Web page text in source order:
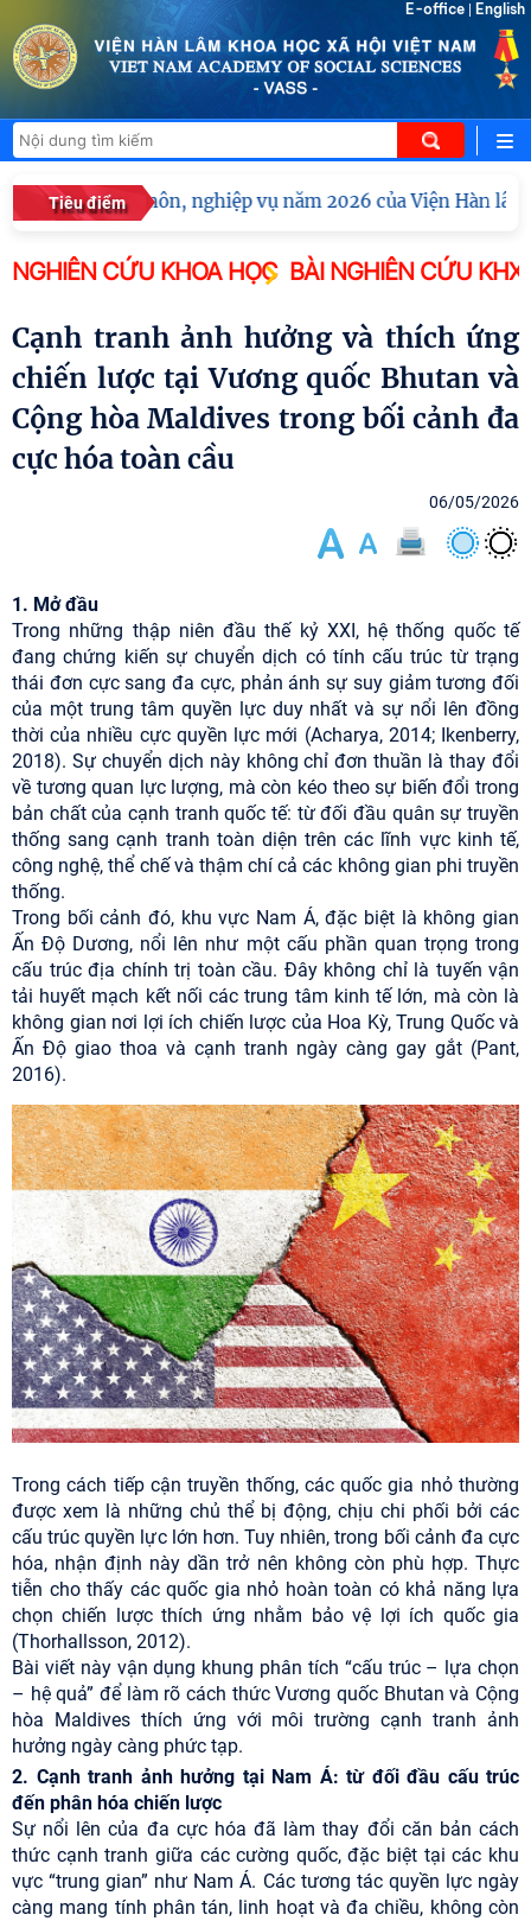
E-office English
Tiêu điểm
chuyên môn, nghiệp vụ năm 2026 của Viện Hàn lâm
NGHIÊN CỨU KHOA HỌC BÀI NGHIÊN CỨU
Cạnh tranh ảnh hưởng và thích ứng
chiến lược tại Vương quốc Bhutan và
Cộng hòa Maldives trong bối cảnh đa
cực hóa toàn cầu
06/05/2026
1. Mở đầu
Trong những thập niên đầu thế kỷ XXI, hệ thống quốc tế
đang chứng kiến sự chuyển dịch có tính cấu trúc từ trạng
thái đơn cực sang đa cực, phản ánh sự suy giảm tương đối
của một trung tâm quyền lực duy nhất và sự nổi lên đồng
thời của nhiều cực quyền lực mới (Acharya, 2014; Ikenberry,
2018). Sự chuyển dịch này không chỉ đơn thuần là thay đổi
về tương quan lực lượng, mà còn kéo theo sự biến đổi trong
bản chất của cạnh tranh quốc tế: từ đối đầu quân sự truyền
thống sang cạnh tranh toàn diện trên các lĩnh vực kinh tế,
công nghệ, thể chế và thậm chí cả các không gian phi truyền
thống.
Trong bối cảnh đó, khu vực Nam Á, đặc biệt là không gian
Ấn Độ Dương, nổi lên như một cấu phần quan trọng trong
cấu trúc địa chính trị toàn cầu. Đây không chỉ là tuyến vận
tải huyết mạch kết nối các trung tâm kinh tế lớn, mà còn là
không gian nơi lợi ích chiến lược của Hoa Kỳ, Trung Quốc và
Ấn Độ giao thoa và cạnh tranh ngày càng gay gắt (Pant,
2016).
Trong cách tiếp cận truyền thống, các quốc gia nhỏ thường
được xem là những chủ thể bị động, chịu chi phối bởi các
cấu trúc quyền lực lớn hơn. Tuy nhiên, trong bối cảnh đa cực
hóa, nhận định này dần trở nên không còn phù hợp. Thực
tiễn cho thấy các quốc gia nhỏ hoàn toàn có khả năng lựa
chọn chiến lược thích ứng nhằm bảo vệ lợi ích quốc gia
(Thorhallsson, 2012).
Bài viết này vận dụng khung phân tích “cấu trúc – lựa chọn
– hệ quả” để làm rõ cách thức Vương quốc Bhutan và Cộng
hòa Maldives thích ứng với môi trường cạnh tranh ảnh
hưởng ngày càng phức tạp.
2. Cạnh tranh ảnh hưởng tại Nam Á: từ đối đầu cấu trúc
đến phân hóa chiến lược
Sự nổi lên của đa cực hóa đã làm thay đổi căn bản cách
thức cạnh tranh giữa các cường quốc, đặc biệt tại các khu
vực “trung gian” như Nam Á. Các tương tác quyền lực ngày
càng mang tính phân tán, linh hoạt và đa chiều, không còn